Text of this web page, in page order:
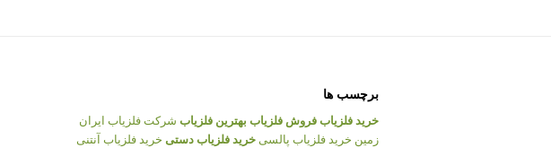
برچسب ها
خرید فلزیاب فروش فلزیاب بهترین فلزیاب شرکت فلزیاب ایران
زمین خرید فلزیاب پالسی خرید فلزیاب دستی خرید فلزیاب آنتنی